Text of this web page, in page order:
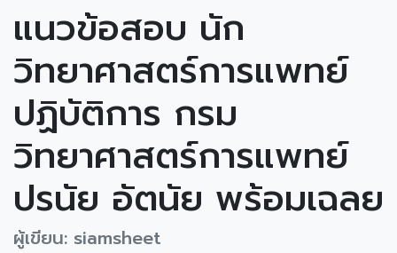
แนวข้อสอบ นัก
วิทยาศาสตร์การแพทย์
ปฏิบัติการ กรม
วิทยาศาสตร์การแพทย์
ปรนัย อัตนัย พร้อมเฉลย
ผู้เขียน: siamsheet